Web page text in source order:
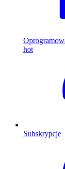
hot
Subskrypcje